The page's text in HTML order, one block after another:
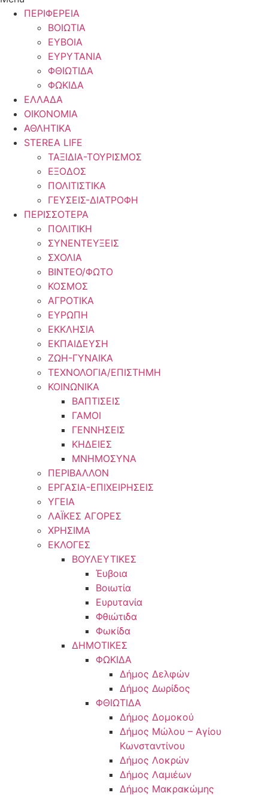
ΠΕΡΙΦΕΡΕΙΑ
ΒΟΙΩΤΙΑ
ΕΥΒΟΙΑ
ΕΥΡΥΤΑΝΙΑ
ΦΘΙΩΤΙΔΑ
ΦΩΚΙΔΑ
ΕΛΛΑΔΑ
ΟΙΚΟΝΟΜΙΑ
ΑΘΛΗΤΙΚΑ
STEREA LIFE
ΤΑΞΙΔΙΑ-ΤΟΥΡΙΣΜΟΣ
ΕΞΟΔΟΣ
ΠΟΛΙΤΙΣΤΙΚΑ
ΓΕΥΣΕΙΣ-ΔΙΑΤΡΟΦΗ
ΠΕΡΙΣΣΟΤΕΡΑ
ΠΟΛΙΤΙΚΗ
ΣΥΝΕΝΤΕΥΞΕΙΣ
ΣΧΟΛΙΑ
ΒΙΝΤΕΟ/ΦΩΤΟ
ΚΟΣΜΟΣ
ΑΓΡΟΤΙΚΑ
ΕΥΡΩΠΗ
ΕΚΚΛΗΣΙΑ
ΕΚΠΑΙΔΕΥΣΗ
ΖΩΗ-ΓΥΝΑΙΚΑ
ΤΕΧΝΟΛΟΓΙΑ/ΕΠΙΣΤΗΜΗ
ΚΟΙΝΩΝΙΚΑ
ΒΑΠΤΙΣΕΙΣ
ΓΑΜΟΙ
ΓΕΝΝΗΣΕΙΣ
ΚΗΔΕΙΕΣ
ΜΝΗΜΟΣΥΝΑ
ΠΕΡΙΒΑΛΛΟΝ
ΕΡΓΑΣΙΑ-ΕΠΙΧΕΙΡΗΣΕΙΣ
ΥΓΕΙΑ
ΛΑΪΚΕΣ ΑΓΟΡΕΣ
ΧΡΗΣΙΜΑ
ΕΚΛΟΓΕΣ
ΒΟΥΛΕΥΤΙΚΕΣ
Έυβοια
Βοιωτία
Ευρυτανία
Φθιώτιδα
Φωκίδα
ΔΗΜΟΤΙΚΕΣ
ΦΩΚΙΔΑ
Δήμος Δελφών
Δήμος Δωρίδος
ΦΘΙΩΤΙΔΑ
Δήμος Δομοκού
Δήμος Μώλου – Αγίου
Κωνσταντίνου
Δήμος Λοκρών
Δήμος Λαμιέων
Δήμος Μακρακώμης